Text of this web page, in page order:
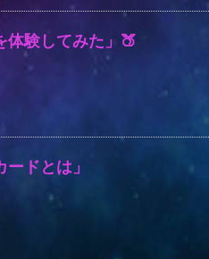
体験してみた」🍑
ードとは」